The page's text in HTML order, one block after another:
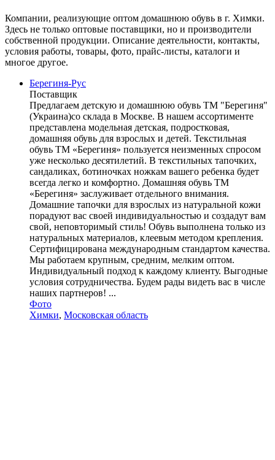
Компании, реализующие оптом домашнюю обувь в г. Химки.
Здесь не только оптовые поставщики, но и производители
собственной продукции. Описание деятельности, контакты,
условия работы, товары, фото, прайс-листы, каталоги и
многое другое.
Берегиня-Рус
Поставщик
Предлагаем детскую и домашнюю обувь ТМ "Берегиня"
(Украина)со склада в Москве. В нашем ассортименте
представлена модельная детская, подростковая,
домашняя обувь для взрослых и детей. Текстильная
обувь ТМ «Берегиня» пользуется неизменных спросом
уже несколько десятилетий. В текстильных тапочких,
сандаликах, ботиночках ножкам вашего ребенка будет
всегда легко и комфортно. Домашняя обувь ТМ
«Берегиня» заслуживает отдельного внимания.
Домашние тапочки для взрослых из натуральной кожи
порадуют вас своей индивидуальностью и создадут вам
свой, неповторимый стиль! Обувь выполнена только из
натуральных материалов, клеевым методом крепления.
Сертифицирована международным стандартом качества.
Мы работаем крупным, средним, мелким оптом.
Индивидуальный подход к каждому клиенту. Выгодные
условия сотрудничества. Будем рады видеть вас в числе
наших партнеров! ...
Фото
Химки, Московская область